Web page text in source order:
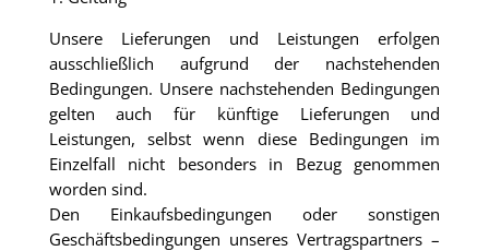
Unsere Lieferungen und Leistungen erfolgen
ausschließlich aufgrund der nachstehenden
Bedingungen. Unsere nachstehenden Bedingungen
gelten auch für künftige Lieferungen und
Leistungen, selbst wenn diese Bedingungen im
Einzelfall nicht besonders in Bezug genommen
worden sind.
Den Einkaufsbedingungen oder sonstigen
Geschäftsbedingungen unseres Vertragspartners –